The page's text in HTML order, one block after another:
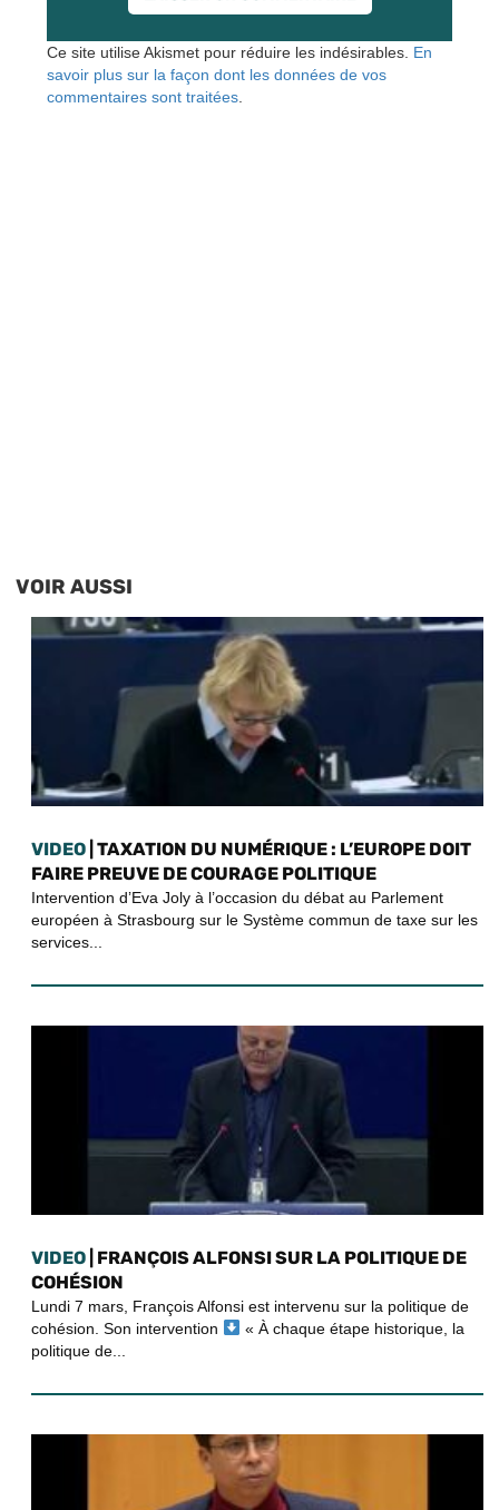
Ce site utilise Akismet pour réduire les indésirables. En
savoir plus sur la façon dont les données de vos
commentaires sont traitées
VOIR AUSSI
VIDEO | TAXATION DU NUMÉRIQUE : L’EUROPE DOIT
FAIRE PREUVE DE COURAGE POLITIQUE
Intervention d’Eva Joly à l’occasion du débat au Parlement
européen à Strasbourg sur le Système commun de taxe sur les
services...
VIDEO | FRANÇOIS ALFONSI SUR LA POLITIQUE DE
COHÉSION
Lundi 7 mars, François Alfonsi est intervenu sur la politique de
cohésion. Son intervention
« À chaque étape historique, la
politique de...